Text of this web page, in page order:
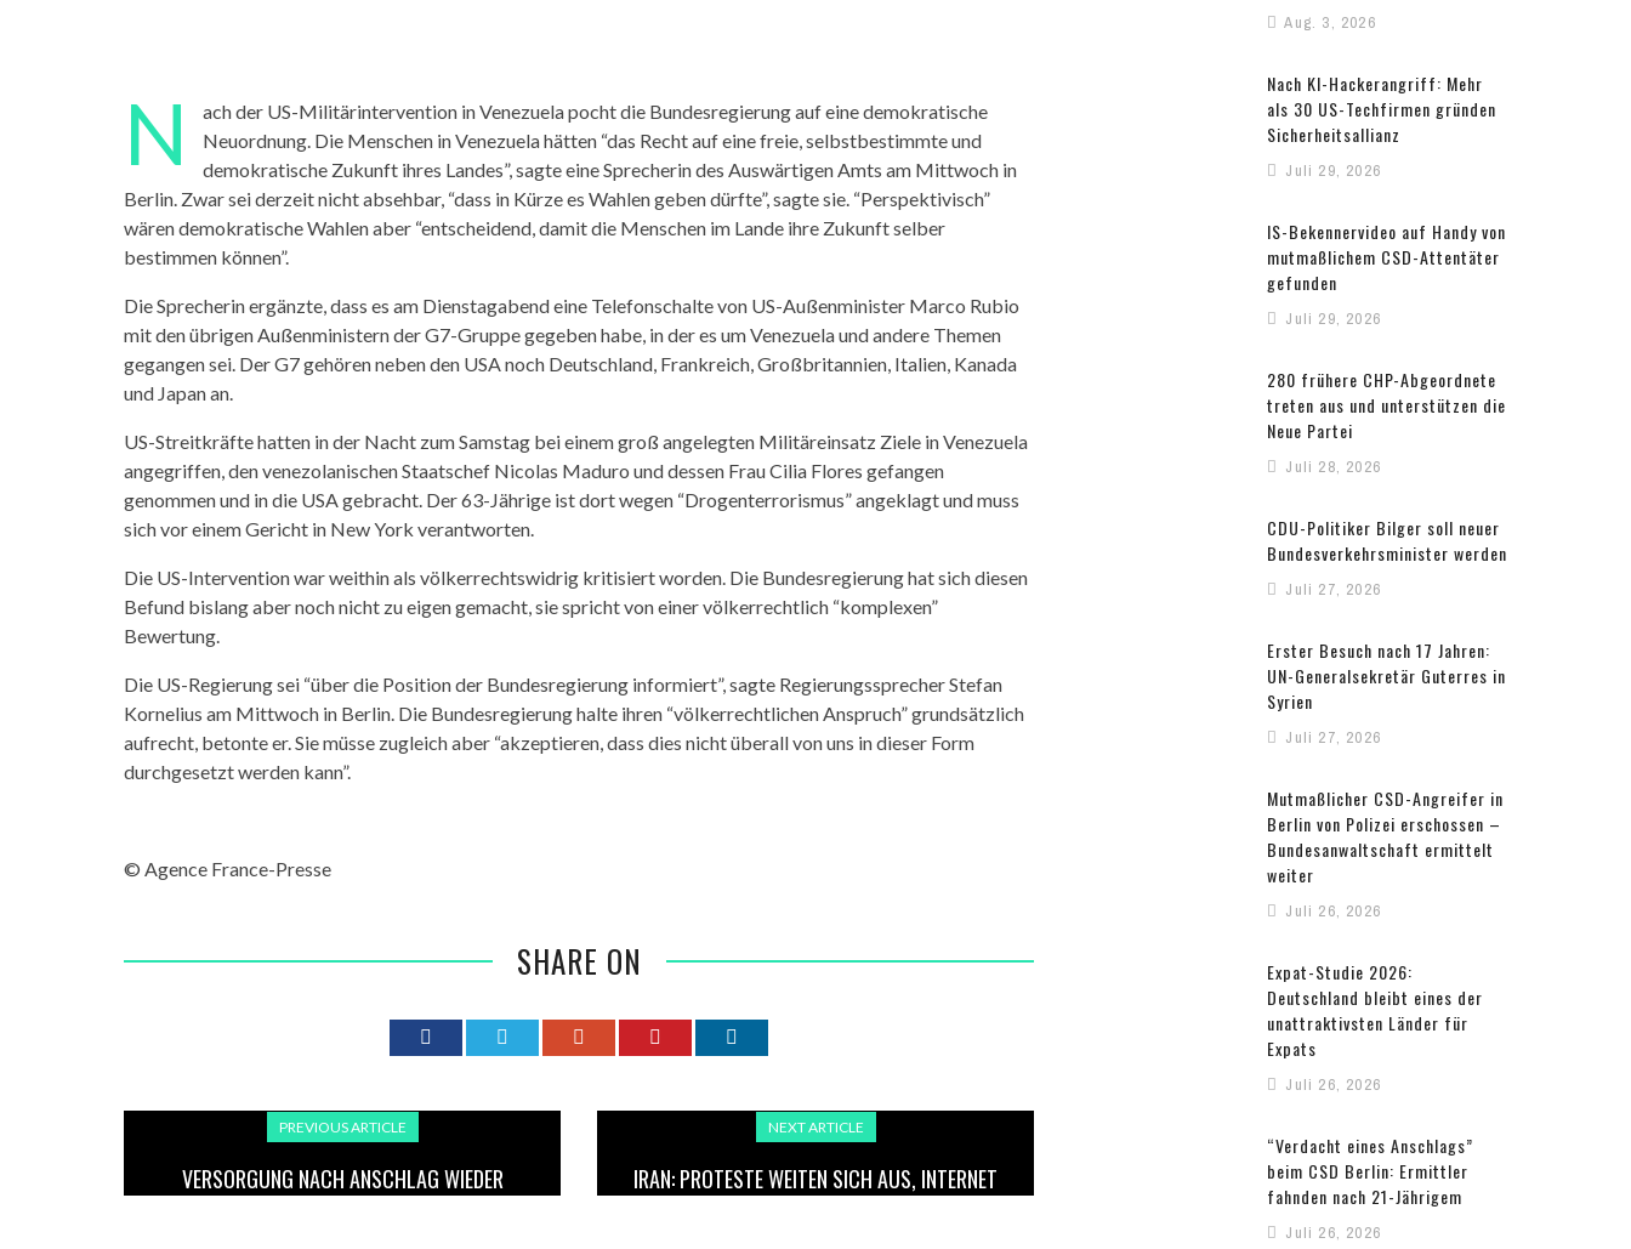
N
ach der US-Militärintervention in Venezuela pocht die Bundesregierung auf eine demokratische
Neuordnung. Die Menschen in Venezuela hätten “das Recht auf eine freie, selbstbestimmte und
demokratische Zukunft ihres Landes”, sagte eine Sprecherin des Auswärtigen Amts am Mittwoch in
Berlin. Zwar sei derzeit nicht absehbar, “dass in Kürze es Wahlen geben dürfte”, sagte sie. “Perspektivisch”
wären demokratische Wahlen aber “entscheidend, damit die Menschen im Lande ihre Zukunft selber
bestimmen können”.
Die Sprecherin ergänzte, dass es am Dienstagabend eine Telefonschalte von US-Außenminister Marco Rubio
mit den übrigen Außenministern der G7-Gruppe gegeben habe, in der es um Venezuela und andere Themen
gegangen sei. Der G7 gehören neben den USA noch Deutschland, Frankreich, Großbritannien, Italien, Kanada
und Japan an.
US-Streitkräfte hatten in der Nacht zum Samstag bei einem groß angelegten Militäreinsatz Ziele in Venezuela
angegriffen, den venezolanischen Staatschef Nicolas Maduro und dessen Frau Cilia Flores gefangen
genommen und in die USA gebracht. Der 63-Jährige ist dort wegen “Drogenterrorismus” angeklagt und muss
sich vor einem Gericht in New York verantworten.
Die US-Intervention war weithin als völkerrechtswidrig kritisiert worden. Die Bundesregierung hat sich diesen
Befund bislang aber noch nicht zu eigen gemacht, sie spricht von einer völkerrechtlich “komplexen”
Bewertung.
Die US-Regierung sei “über die Position der Bundesregierung informiert”, sagte Regierungssprecher Stefan
Kornelius am Mittwoch in Berlin. Die Bundesregierung halte ihren “völkerrechtlichen Anspruch” grundsätzlich
aufrecht, betonte er. Sie müsse zugleich aber “akzeptieren, dass dies nicht überall von uns in dieser Form
durchgesetzt werden kann”.
© Agence France-Presse
SHARE ON
PREVIOUS ARTICLE
VERSORGUNG NACH ANSCHLAG WIEDER
NEXT ARTICLE
IRAN: PROTESTE WEITEN SICH AUS, INTERNET
Aug. 3, 2026
Nach KI-Hackerangriff: Mehr
als 30 US-Techfirmen gründen
Sicherheitsallianz
Juli 29, 2026
IS-Bekennervideo auf Handy von
mutmaßlichem CSD-Attentäter
gefunden
Juli 29, 2026
280 frühere CHP-Abgeordnete
treten aus und unterstützen die
Neue Partei
Juli 28, 2026
CDU-Politiker Bilger soll neuer
Bundesverkehrsminister werden
Juli 27, 2026
Erster Besuch nach 17 Jahren:
UN-Generalsekretär Guterres in
Syrien
Juli 27, 2026
Mutmaßlicher CSD-Angreifer in
Berlin von Polizei erschossen –
Bundesanwaltschaft ermittelt
weiter
Juli 26, 2026
Expat-Studie 2026:
Deutschland bleibt eines der
unattraktivsten Länder für
Expats
Juli 26, 2026
“Verdacht eines Anschlags”
beim CSD Berlin: Ermittler
fahnden nach 21-Jährigem
Juli 26, 2026